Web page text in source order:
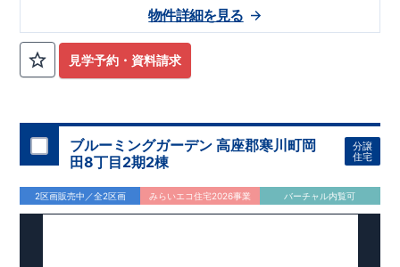
棟 和室に隣接するLDKからは光が届く明るい設計
分 ​ ≪買い物施設≫■ファミリーマート平塚入野店
□しまむらストアー長持店…徒歩9分 ■クリエイトSD平塚長持
分 ​□花菜ガーデン…徒歩20分 ■平塚共済病院…徒歩29分​ ​<東
栄住宅の家づくり> お引渡しからが本当のお付き合い ​
充実の
アフターサポート≫行政が定めた建物性能の基準をクリアして
おります
長期優良認定住宅
のお墨付き ​​≪住宅性能評価書の設計・建設をWで取得≫ ​
資料だけでも欲しい…という方でもお気軽にご連絡下さい!現地
見学予約・資料請求
物件詳細を見る
ブルーミングガーデン 高座郡寒川町岡
田8丁目2期2棟
分譲
住宅
2区画販売中／全2区画 みらいエコ住宅2026事業 バーチャル内覧可